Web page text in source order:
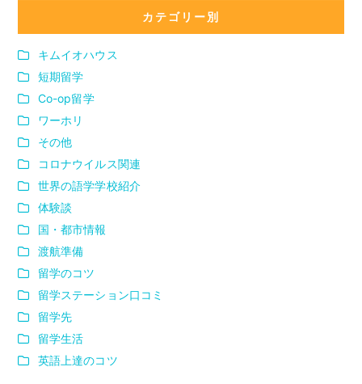
カテゴリー別
キムイオハウス
短期留学
Co-op留学
ワーホリ
その他
コロナウイルス関連
世界の語学学校紹介
体験談
国・都市情報
渡航準備
留学のコツ
留学ステーション口コミ
留学先
留学生活
英語上達のコツ